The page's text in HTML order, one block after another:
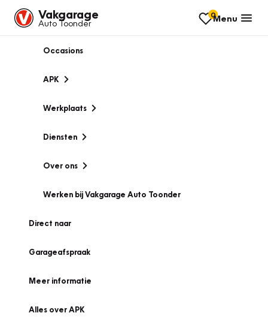
Vakgarage
Auto Toonder
0Menu
Occasions
APK
Werkplaats
Diensten
Over ons
Werken bij Vakgarage Auto Toonder
Direct naar
Garageafspraak
Meer informatie
Alles over APK